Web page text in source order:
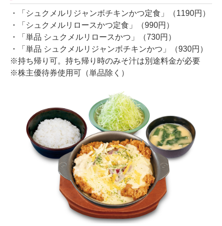
・「シュクメルリジャンボチキンかつ定食」（1190円）
・「シュクメルリロースかつ定食」（990円）
・「単品 シュクメルリロースかつ」（730円）
・「単品 シュクメルリジャンボチキンかつ」（930円）
※持ち帰り可。持ち帰り時のみそ汁は別途料金が必要
※株主優待券使用可（単品除く）